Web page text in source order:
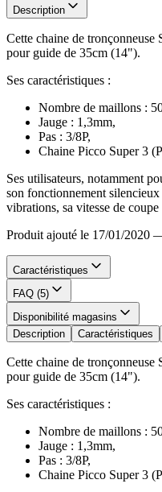
Description
Cette chaine de tronçonneuse
pour guide de 35cm (14").
Ses caractéristiques :
Nombre de maillons :
Jauge : 1,3mm,
Pas : 3/8P,
Chaine Picco Super 3
Ses utilisateurs, notamment
son fonctionnement
vibrations, sa vitesse de
Produit ajouté le 17/01/2020
Caractéristiques
FAQ (5)
Disponibilité magasins
Description
Caractéristiques
Cette chaine de tronçonneuse
pour guide de 35cm (14").
Ses caractéristiques :
Nombre de maillons :
Jauge : 1,3mm,
Pas : 3/8P,
Chaine Picco Super 3